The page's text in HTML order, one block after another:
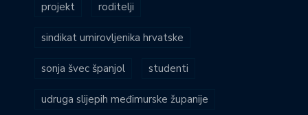
projekt roditelji
sindikat umirovljenika hrvatske
sonja švec španjol studenti
udruga slijepih međimurske županije